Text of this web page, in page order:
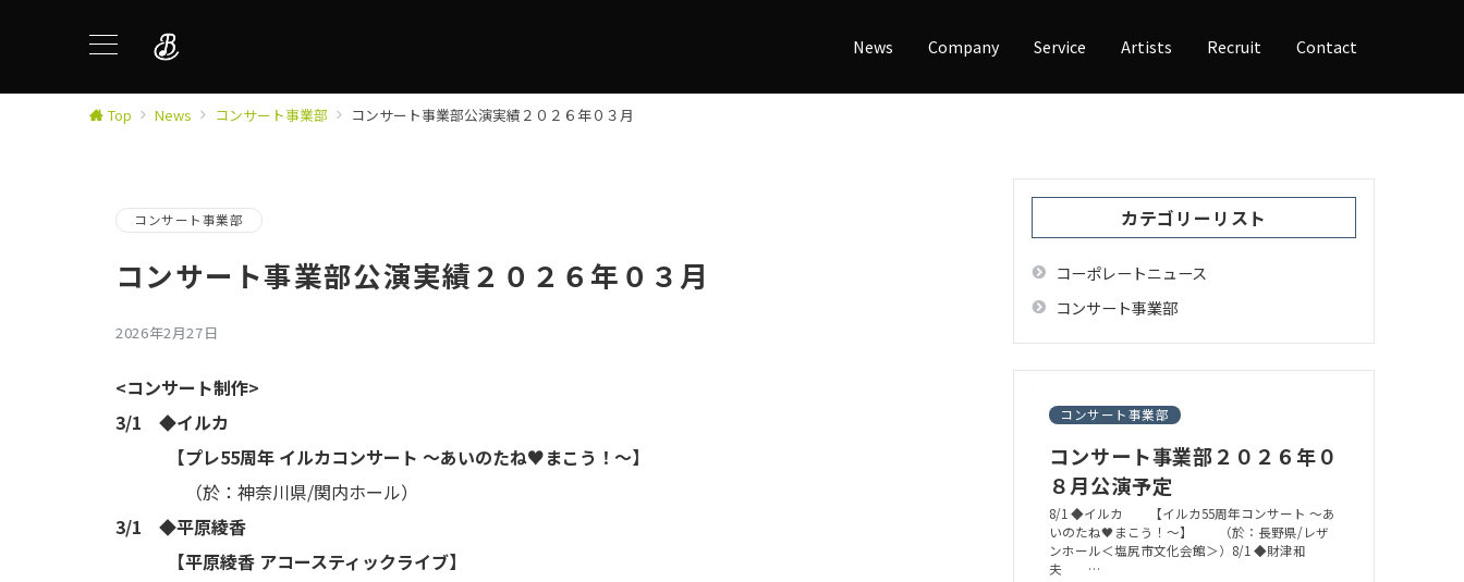
News Company Service Artists Recruit Contact
Top News コンサート事業部 コンサート事業部公演実績２０２６年０３月
コンサート事業部
コンサート事業部公演実績２０２６年０３月
2026年2月27日
<コンサート制作>
3/1 ◆イルカ
【プレ55周年 イルカコンサート ～あいのたね♥まこう！～】
（於：神奈川県/関内ホール）
3/1 ◆平原綾香
【平原綾香 アコースティックライブ】
カテゴリーリスト
コーポレートニュース
コンサート事業部
コンサート事業部
コンサート事業部２０２６年０
８月公演予定
8/1 ◆イルカ 【イルカ55周年コンサート ～あ
いのたね🖤まこう！～】 （於：長野県/レザ
ンホール＜塩尻市文化会館＞）8/1 ◆財津和
夫 …